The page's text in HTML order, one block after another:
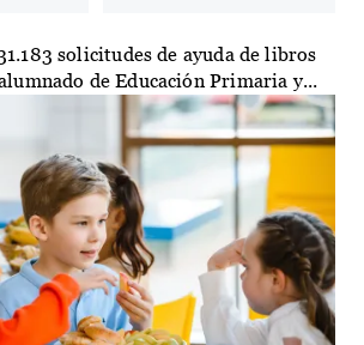
solicitudes de ayuda de libros
de Educación Primaria y...